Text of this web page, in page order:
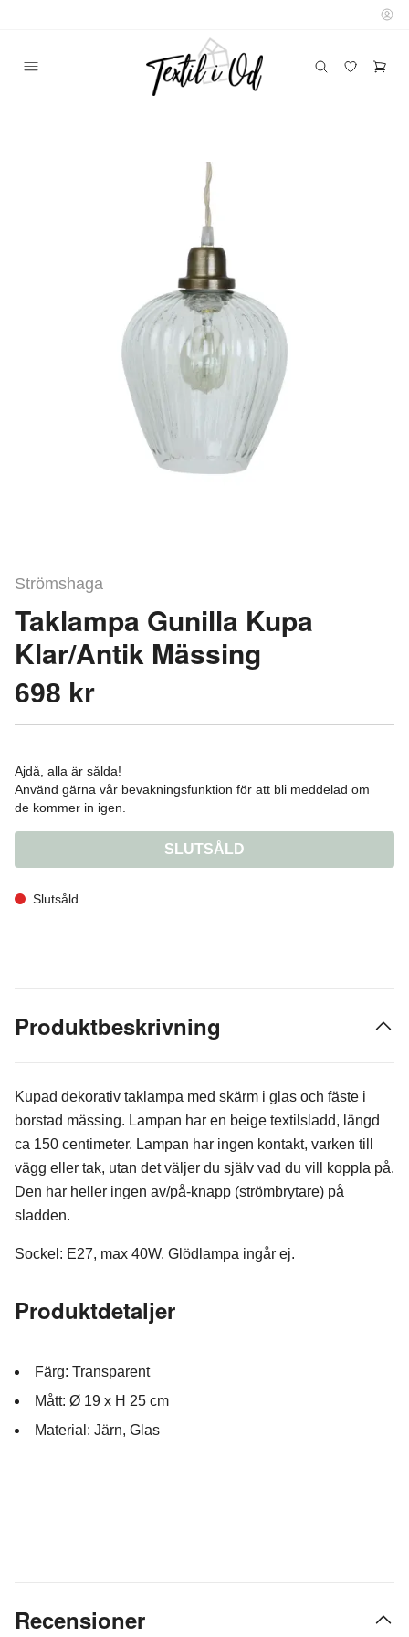
Strömshaga
Taklampa Gunilla Kupa
Klar/Antik Mässing
698 kr
Ajdå, alla är sålda!
Använd gärna vår bevakningsfunktion för att bli meddelad om
de kommer in igen.
SLUTSÅLD
Slutsåld
Produktbeskrivning
Kupad dekorativ taklampa med skärm i glas och fäste i
borstad mässing. Lampan har en beige textilsladd, längd
ca 150 centimeter. Lampan har ingen kontakt, varken till
vägg eller tak, utan det väljer du själv vad du vill koppla på.
Den har heller ingen av/på-knapp (strömbrytare) på
sladden.
Sockel: E27, max 40W. Glödlampa ingår ej.
Produktdetaljer
Färg: Transparent
Mått: Ø 19 x H 25 cm
Material: Järn, Glas
Recensioner